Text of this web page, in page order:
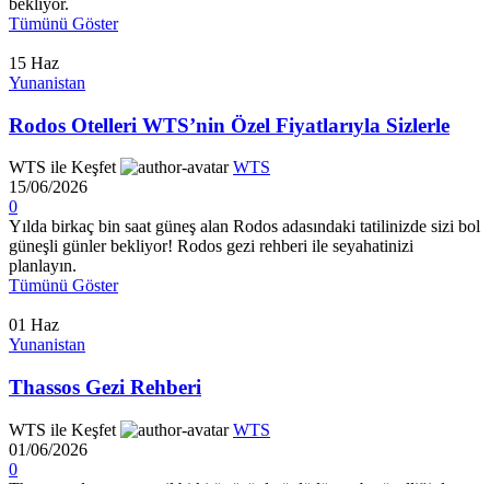
bekliyor.
Tümünü Göster
15 Haz
Yunanistan
Rodos Otelleri WTS’nin Özel Fiyatlarıyla Sizlerle
WTS ile Keşfet
WTS
15/06/2026
0
Yılda birkaç bin saat güneş alan Rodos adasındaki tatilinizde sizi bol
güneşli günler bekliyor! Rodos gezi rehberi ile seyahatinizi
planlayın.
Tümünü Göster
01 Haz
Yunanistan
Thassos Gezi Rehberi
WTS ile Keşfet
WTS
01/06/2026
0